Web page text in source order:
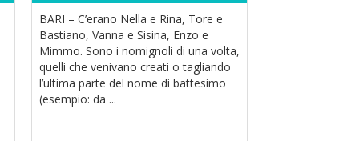
BARI – C’erano Nella e Rina, Tore e
Bastiano, Vanna e Sisina, Enzo e
Mimmo. Sono i nomignoli di una volta,
quelli che venivano creati o tagliando
l’ultima parte del nome di battesimo
(esempio: da ...